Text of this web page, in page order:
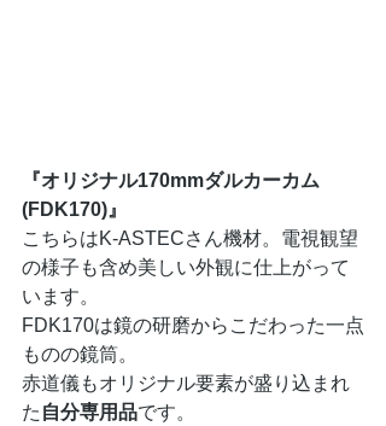
『オリジナル170mmダルカーカム
(FDK170)』
こちらはK-ASTECさん機材。電視観望
の様子も含め美しい外観に仕上がって
います。
FDK170は鏡の研磨からこだわった一点
ものの鏡筒。
赤道儀もオリジナル要素が盛り込まれ
た 自分専用品です。